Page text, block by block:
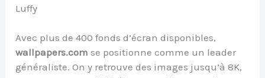
Luffy
Avec plus de 400 fonds d’écran disponibles,
wallpapers.com se positionne comme un leader
généraliste. On y retrouve des images jusqu’à 8K,